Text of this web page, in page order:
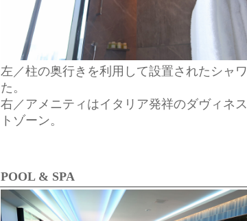
左／柱の奥行きを利用して設置されたシャ
た。
右／アメニティはイタリア発祥のダヴィネ
トゾーン。
POOL & SPA